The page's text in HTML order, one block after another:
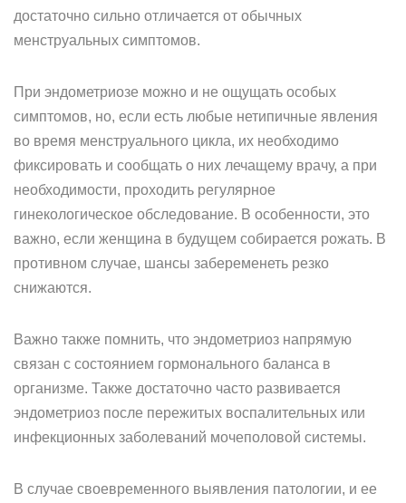
достаточно сильно отличается от обычных
менструальных симптомов.
При эндометриозе можно и не ощущать особых
симптомов, но, если есть любые нетипичные явления
во время менструального цикла, их необходимо
фиксировать и сообщать о них лечащему врачу, а при
необходимости, проходить регулярное
гинекологическое обследование. В особенности, это
важно, если женщина в будущем собирается рожать. В
противном случае, шансы забеременеть резко
снижаются.
Важно также помнить, что эндометриоз напрямую
связан с состоянием гормонального баланса в
организме. Также достаточно часто развивается
эндометриоз после пережитых воспалительных или
инфекционных заболеваний мочеполовой системы.
В случае своевременного выявления патологии, и ее